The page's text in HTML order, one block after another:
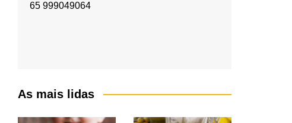
65 999049064
As mais lidas